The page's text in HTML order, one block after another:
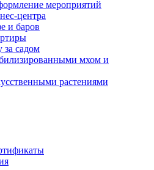
мероприятий
центра
и баров
за садом
мхом и
растениями